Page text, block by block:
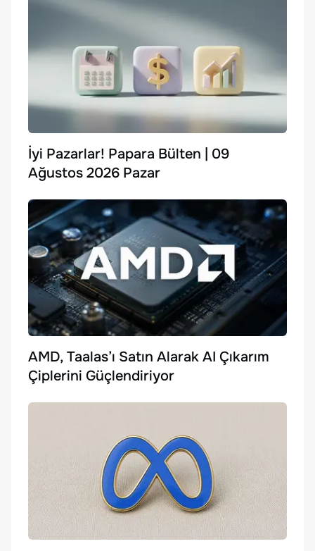
İyi Pazarlar! Papara Bülten | 09
Ağustos 2026 Pazar
AMD, Taalas’ı Satın Alarak AI Çıkarım
Çiplerini Güçlendiriyor